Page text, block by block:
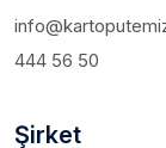
444 56 50
Şirket